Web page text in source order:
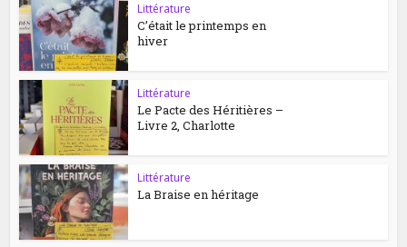
Littérature
C’était le printemps en
hiver
Littérature
Le Pacte des Héritières –
Livre 2, Charlotte
Littérature
La Braise en héritage